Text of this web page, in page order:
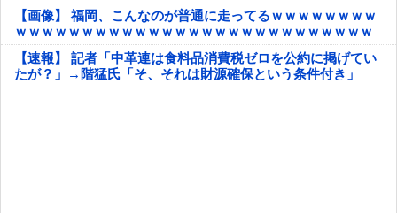
【画像】 福岡、こんなのが普通に走ってるｗｗｗｗｗｗｗｗ
ｗｗｗｗｗｗｗｗｗｗｗｗｗｗｗｗｗｗｗｗｗｗｗｗｗｗｗ
ｗｗｗｗｗ
【速報】 記者「中革連は食料品消費税ゼロを公約に掲げてい
たが？」→階猛氏「そ、それは財源確保という条件付き」